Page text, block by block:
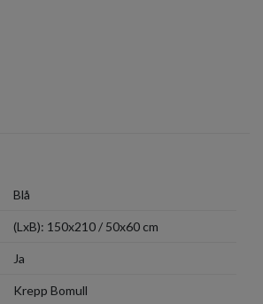
Blå
(LxB): 150x210 / 50x60 cm
Ja
Krepp Bomull